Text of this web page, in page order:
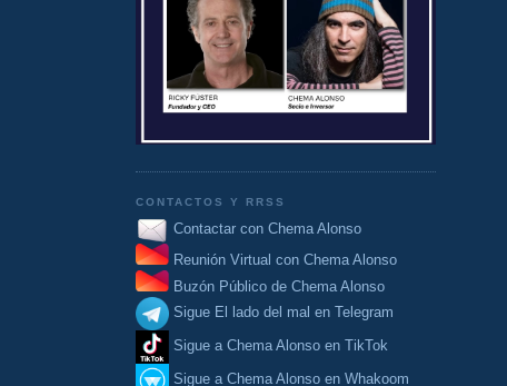
CONTACTOS Y RRSS
Contactar con Chema Alonso
Reunión Virtual con Chema Alonso
Buzón Público de Chema Alonso
Sigue El lado del mal en Telegram
Sigue a Chema Alonso en TikTok
Sigue a Chema Alonso en Whakoom